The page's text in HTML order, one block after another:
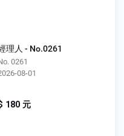
理人 - No.0261
0261
08-01
180 元